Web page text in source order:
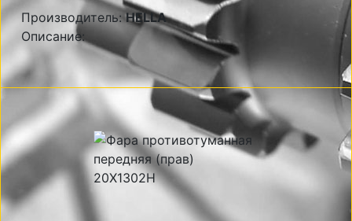
Производитель:HELLA
Описание: